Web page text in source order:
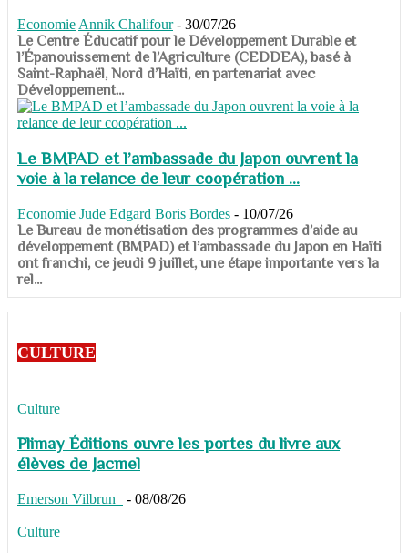
Economie Annik Chalifour - 30/07/26
​​​​​​​Le Centre Éducatif pour le Développement Durable et
l’Épanouissement de l’Agriculture (CEDDEA), basé à
Saint-Raphaël, Nord d’Haïti, en partenariat avec
Développement...
Le BMPAD et l’ambassade du Japon ouvrent la
voie à la relance de leur coopération ...
Economie Jude Edgard Boris Bordes - 10/07/26
​​​​​​​Le Bureau de monétisation des programmes d’aide au
développement (BMPAD) et l’ambassade du Japon en Haïti
ont franchi, ce jeudi 9 juillet, une étape importante vers la
rel...
CULTURE
Culture
Plimay Éditions ouvre les portes du livre aux
élèves de Jacmel
Emerson Vilbrun - 08/08/26
Culture